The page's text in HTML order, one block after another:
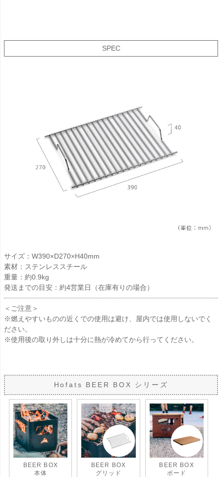
SPEC
サイズ：W390×D270×H40mm
素材：ステンレススチール
重量：約0.9kg
発送までの目安：約4営業日（在庫有りの場合）
＜ご注意＞
※燃えやすいものの近くでの使用は避け、屋内では使用しないでく
ださい。
※使用後の取り外しは十分に熱が冷めてから行ってください。
Hofats BEER BOX シリーズ
BEER BOX
本体
BEER BOX
グリッド
BEER BOX
ボード